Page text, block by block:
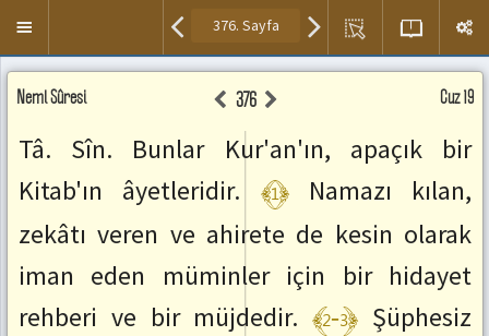
Kısayol
tuşları
Ayet
Sesini
Duraklat
:
space
Sonraki
Sayfaya
Git
:
SağOk
Menuyü
Kur'an
,Meal
Tefsir
Alanı.
istediğiniz
üzerine
tıklayınız.
Meal
Neml Sûresi 376 Cüz 19
Tâ. Sîn. Bunlar Kur'an'ın, apaçık bir
Kitab'ın âyetleridir.
﴾1﴿
Namazı kılan,
zekâtı veren ve ahirete de kesin olarak
iman eden müminler için bir hidayet
rehberi ve bir müjdedir. ﴾2-3﴿ Şüphesiz
Meal